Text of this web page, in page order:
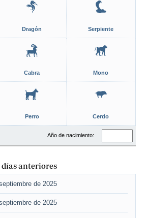
Dragón Serpiente
Cabra Mono
Perro Cerdo
Año de nacimiento:
anteriores
de 2025
de 2025